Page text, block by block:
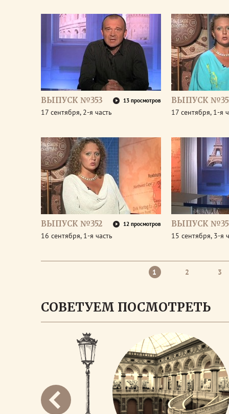
ВЫПУСК №353 13 просмотров
17 сентября, 2-я часть
ВЫПУСК
17 сентября, 1-я
ВЫПУСК №352 12 просмотров
16 сентября, 1-я часть
ВЫПУСК
15 сентября, 3-я
1 2 3
СОВЕТУЕМ ПОСМОТРЕТЬ